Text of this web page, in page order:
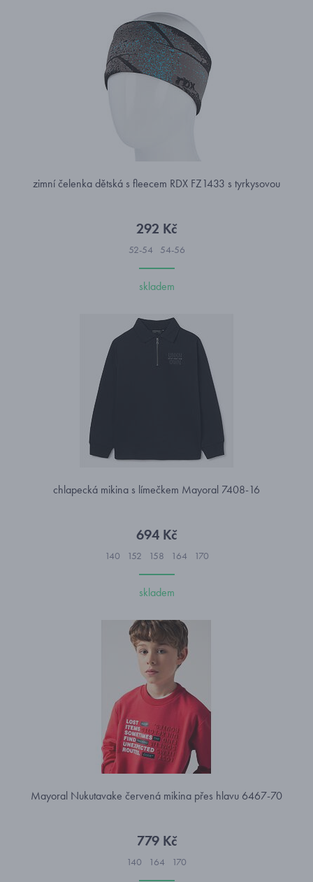
zimní čelenka dětská s fleecem RDX FZ1433 s tyrkysovou
292 Kč
52-54 54-56
skladem
chlapecká mikina s límečkem Mayoral 7408-16
694 Kč
140 152 158 164 170
skladem
Mayoral Nukutavake červená mikina přes hlavu 6467-70
779 Kč
140 164 170